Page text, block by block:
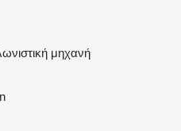
μηχανή